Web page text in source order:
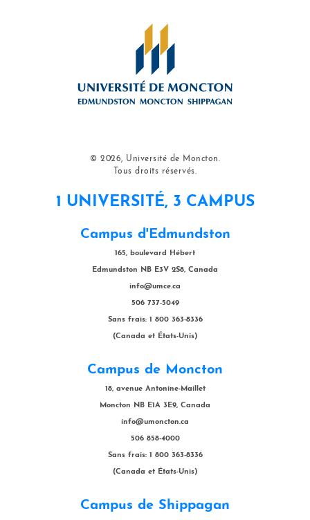
© 2026, Université de Moncton.
Tous droits réservés.
1 UNIVERSITÉ, 3 CAMPUS
Campus d'Edmundston
165, boulevard Hébert
Edmundston NB E3V 2S8, Canada
info@umce.ca
506 737-5049
Sans frais: 1 800 363-8336
(Canada et États-Unis)
Campus de Moncton
18, avenue Antonine-Maillet
Moncton NB E1A 3E9, Canada
info@umoncton.ca
506 858-4000
Sans frais: 1 800 363-8336
(Canada et États-Unis)
Campus de Shippagan